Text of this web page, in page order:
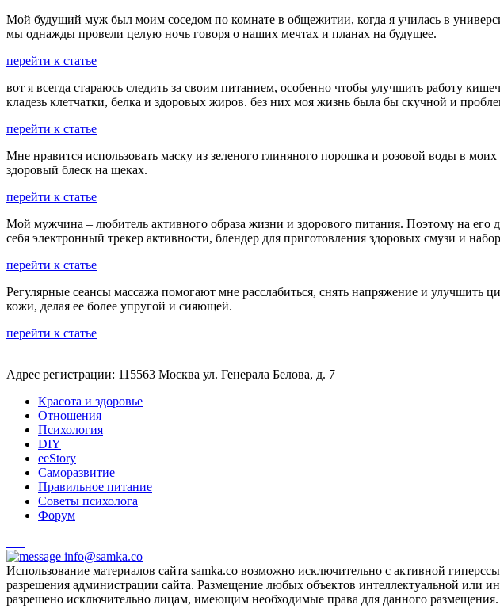
Мой будущий муж был моим соседом по комнате в общежитии, когда я училась в
мы однажды провели целую ночь говоря о наших мечтах и планах на будущее.
перейти к статье
вот я всегда стараюсь следить за своим питанием, особенно чтобы улучшить работу
кладезь клетчатки, белка и здоровых жиров. без них моя жизнь была бы скучной и
перейти к статье
Мне нравится использовать маску из зеленого глиняного порошка и розовой воды в
здоровый блеск на щеках.
перейти к статье
Мой мужчина – любитель активного образа жизни и здорового питания. Поэтому на
себя электронный трекер активности, блендер для приготовления здоровых смузи и
перейти к статье
Регулярные сеансы массажа помогают мне расслабиться, снять напряжение и
кожи, делая ее более упругой и сияющей.
перейти к статье
Адрес регистрации: 115563 Москва ул. Генерала Белова, д. 7
Красота и здоровье
Отношения
Психология
DIY
ееStory
Саморазвитие
Правильное питание
Советы психолога
Форум
info@samka.co
Использование материалов сайта samka.co возможно исключительно с активной
разрешения администрации сайта. Размещение любых объектов интеллектуальной или
разрешено исключительно лицам, имеющим необходимые права для данного